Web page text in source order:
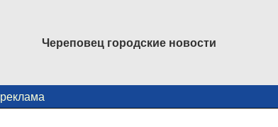
Череповец городские новости
реклама